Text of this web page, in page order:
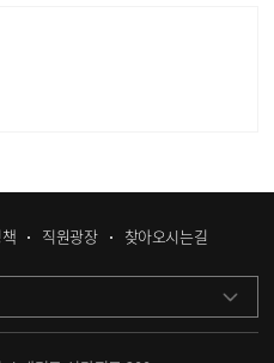
직원광장 찾아오시는길